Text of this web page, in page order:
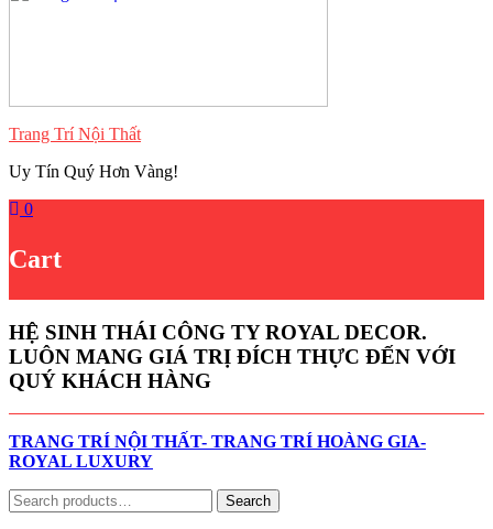
Trang Trí Nội Thất
Uy Tín Quý Hơn Vàng!
0
Cart
HỆ SINH THÁI CÔNG TY ROYAL DECOR.
LUÔN MANG GIÁ TRỊ ĐÍCH THỰC ĐẾN VỚI
QUÝ KHÁCH HÀNG
TRANG TRÍ NỘI THẤT- TRANG TRÍ HOÀNG GIA-
ROYAL LUXURY
Search
for:
Search